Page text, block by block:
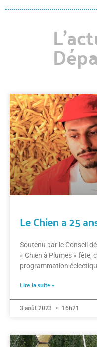
Le Chien a 25
Soutenu par le Conseil
« Chien à Plumes » fête,
programmation
Lire la suite »
3 août 2023 16h21